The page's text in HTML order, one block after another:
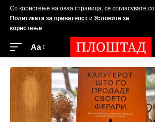
Со користење на оваа страница, се согласувате со
Политиката за приватност и Условите за
користење.
Аа